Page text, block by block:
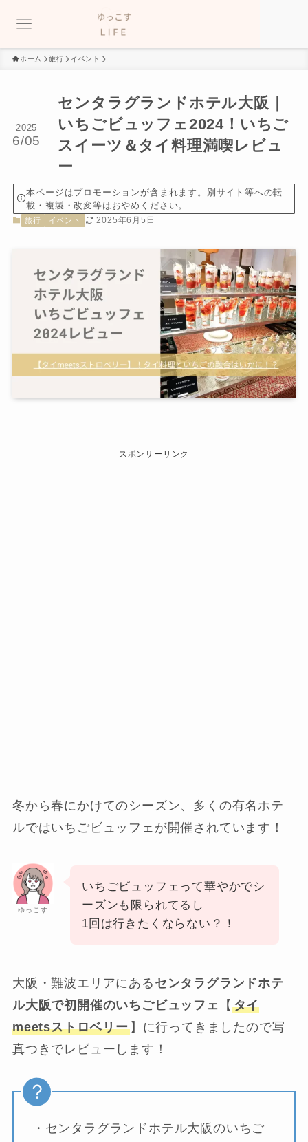
ホーム 旅行 イベント
センタラグランドホテル大阪｜
いちごビュッフェ2024！いちご
スイーツ＆タイ料理満喫レビュ
ー
2025
6/05
本ページはプロモーションが含まれます。別サイト等への転
載・複製・改変等はおやめください。
旅行 イベント 2025年6月5日
スポンサーリンク
冬から春にかけてのシーズン、多くの有名ホテ
ルではいちごビュッフェが開催されています！
ゆっこす
いちごビュッフェって華やかでシ
ーズンも限られてるし
1回は行きたくならない？！
大阪・難波エリアにある センタラグランドホテ
ル大阪で初開催のいちごビュッフェ 【 タイ
meetsストロベリー】に行ってきましたので写
真つきでレビューします！
・センタラグランドホテル大阪のいちご